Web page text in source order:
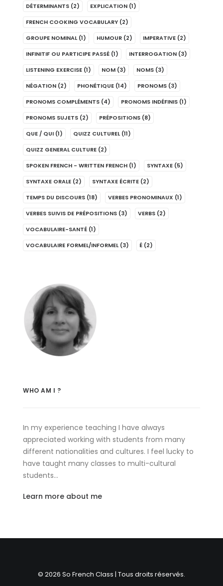
DÉTERMINANTS (2) EXPLICATION (1)
FRENCH COOKING VOCABULARY (2)
GROUPE NOMINAL (1) HUMOUR (2) IMPERATIVE (2)
INFINITIF OU PARTICIPE PASSÉ (1) INTERROGATION (3)
LISTENING EXERCISE (1) NOM (3) NOMS (3)
NÉGATION (2) PHONÉTIQUE (14) PRONOMS (3)
PRONOMS COMPLÉMENTS (4) PRONOMS INDÉFINIS (1)
PRONOMS SUJETS (2) PRÉPOSITIONS (8)
QUE / QUI (1) QUIZZ CULTUREL (11)
QUIZZ GENERAL CULTURE (2)
SPOKEN FRENCH - WRITTEN FRENCH (1) SYNTAXE (5)
SYNTAXE ORALE (2) SYNTAXE ÉCRITE (2)
TEMPS DU DISCOURS (18) VERBES PRONOMINAUX (1)
VERBES SUIVIS DE PRÉPOSITIONS (3) VERBS (2)
VOCABULAIRE-SANTÉ (1)
VOCABULAIRE FORMEL/INFORMEL (3) É (2)
WHO AM I ?
In my experience teaching I have always
appreciated working with students from many
different nationalities and cultures. I feel lucky to
have taught many classes to multi-cultural
students…
Learn more about me
© 2026 So French Class | Tous droits réservés.